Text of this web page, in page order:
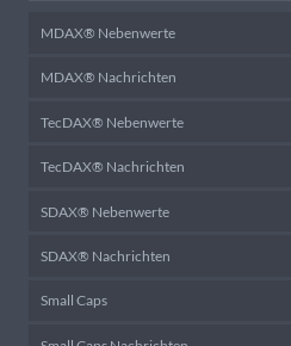
MDAX® Nebenwerte
MDAX® Nachrichten
TecDAX® Nebenwerte
TecDAX® Nachrichten
SDAX® Nebenwerte
SDAX® Nachrichten
Small Caps